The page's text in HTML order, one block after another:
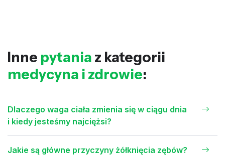
Inne pytania z kategorii
medycyna i zdrowie:
Dlaczego waga ciała zmienia się w ciągu dnia
i kiedy jesteśmy najciężsi?
Jakie są główne przyczyny żółknięcia zębów?